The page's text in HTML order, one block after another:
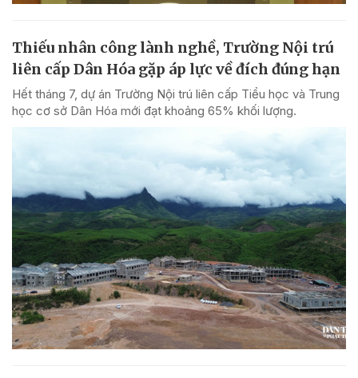
Thiếu nhân công lành nghề, Trường Nội trú
liên cấp Dân Hóa gặp áp lực về đích đúng hạn
Hết tháng 7, dự án Trường Nội trú liên cấp Tiểu học và Trung
học cơ sở Dân Hóa mới đạt khoảng 65% khối lượng.